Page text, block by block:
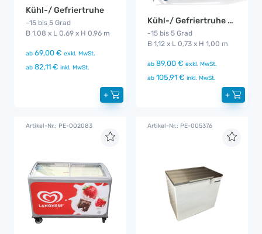
Kühl-/ Gefriertruhe
-15 bis 5 Grad
B 1,08 x L 0,69 x H 0,96 m
ab 69,00 € exkl. MwSt.
ab 82,11 € inkl. MwSt.
+
Kühl-/ Gefriertruhe Gala
-15 bis 5 Grad
B 1,12 x L 0,73 x H 1,00 m
ab 89,00 € exkl. MwSt.
ab 105,91 € inkl. MwSt.
+
Artikel-Nr.: PE-002083 Artikel-Nr.: PE-005376